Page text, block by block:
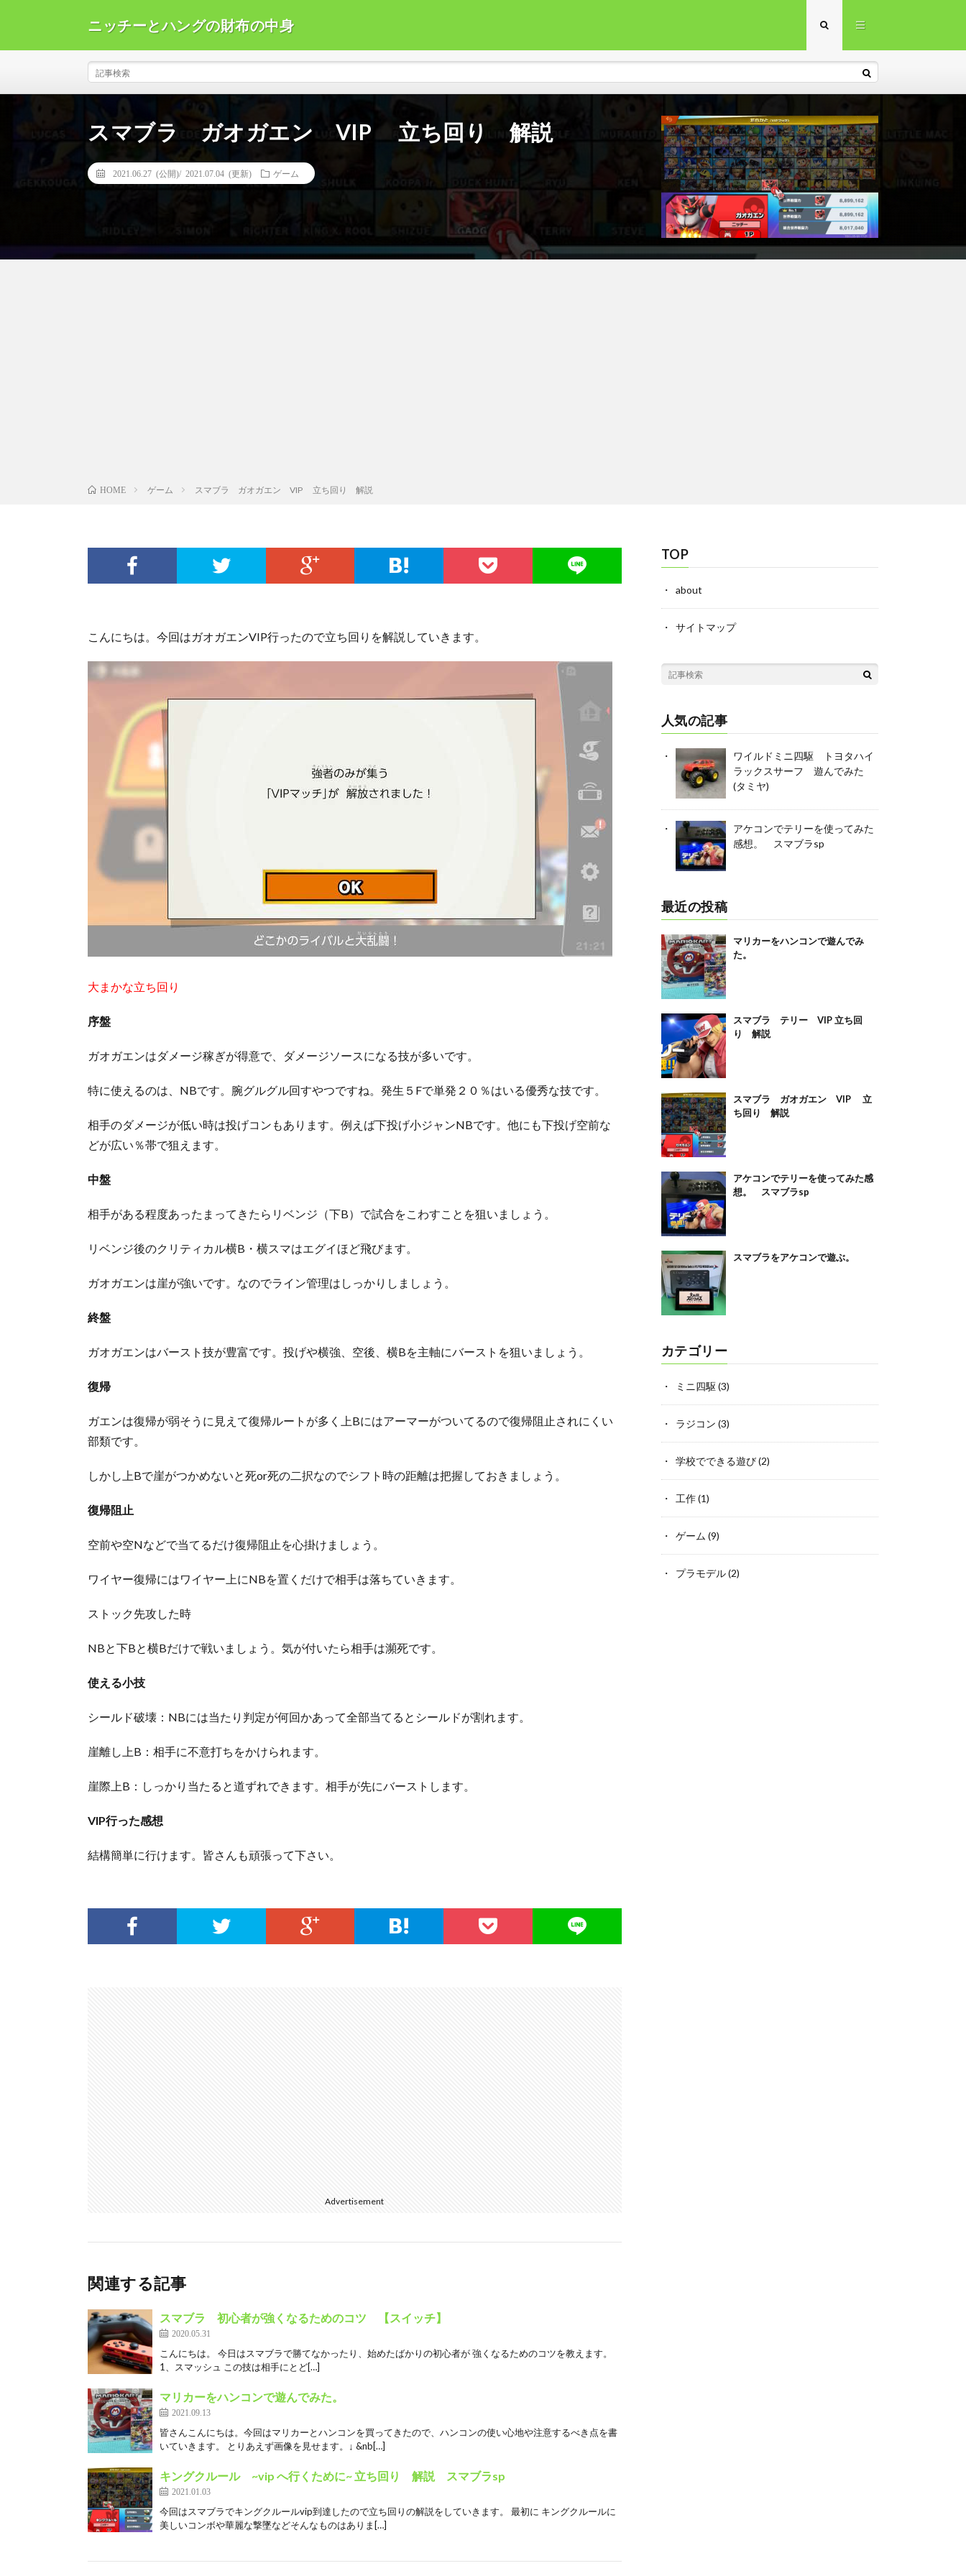
ニッチーとハングの財布の中身
スマブラ ガオガエン VIP 立ち回り 解説
2021.06.27 (公開)/ 2021.07.04 (更新) ゲーム
HOME ゲーム スマブラ ガオガエン VIP 立ち回り 解説
こんにちは。今回はガオガエンVIP行ったので立ち回りを解説していきます。
大まかな立ち回り
序盤
ガオガエンはダメージ稼ぎが得意で、ダメージソースになる技が多いです。
特に使えるのは、NBです。腕グルグル回すやつですね。発生５Fで単発２０％はいる優秀な技です。
相手のダメージが低い時は投げコンもあります。例えば下投げ小ジャンNBです。他にも下投げ空前な
どが広い％帯で狙えます。
中盤
相手がある程度あったまってきたらリベンジ（下B）で試合をこわすことを狙いましょう。
リベンジ後のクリティカル横B・横スマはエグイほど飛びます。
ガオガエンは崖が強いです。なのでライン管理はしっかりしましょう。
終盤
ガオガエンはバースト技が豊富です。投げや横強、空後、横Bを主軸にバーストを狙いましょう。
復帰
ガエンは復帰が弱そうに見えて復帰ルートが多く上Bにはアーマーがついてるので復帰阻止されにくい
部類です。
しかし上Bで崖がつかめないと死or死の二択なのでシフト時の距離は把握しておきましょう。
復帰阻止
空前や空Nなどで当てるだけ復帰阻止を心掛けましょう。
ワイヤー復帰にはワイヤー上にNBを置くだけで相手は落ちていきます。
ストック先攻した時
NBと下Bと横Bだけで戦いましょう。気が付いたら相手は瀕死です。
使える小技
シールド破壊：NBには当たり判定が何回かあって全部当てるとシールドが割れます。
崖離し上B：相手に不意打ちをかけられます。
崖際上B：しっかり当たると道ずれできます。相手が先にバーストします。
VIP行った感想
結構簡単に行けます。皆さんも頑張って下さい。
Advertisement
関連する記事
スマブラ 初心者が強くなるためのコツ 【スイッチ】
2020.05.31
こんにちは。 今日はスマブラで勝てなかったり、始めたばかりの初心者が 強くなるためのコツを教えます。
1、スマッシュ この技は相手にとど[…]
マリカーをハンコンで遊んでみた。
2021.09.13
皆さんこんにちは。今回はマリカーとハンコンを買ってきたので、ハンコンの使い心地や注意するべき点を書
いていきます。 とりあえず画像を見せます。↓ &nb[…]
キングクルール ~vip へ行くために~ 立ち回り 解説 スマブラsp
2021.01.03
今回はスマブラでキングクルールvip到達したので立ち回りの解説をしていきます。 最初に キングクルールに
美しいコンボや華麗な撃墜などそんなものはありま[…]
TOP
about
サイトマップ
人気の記事
ワイルドミニ四駆 トヨタハイ
ラックスサーフ 遊んでみた
(タミヤ)
アケコンでテリーを使ってみた
感想。 スマブラsp
最近の投稿
マリカーをハンコンで遊んでみ
た。
スマブラ テリー VIP 立ち回
り 解説
スマブラ ガオガエン VIP 立
ち回り 解説
アケコンでテリーを使ってみた感
想。 スマブラsp
スマブラをアケコンで遊ぶ。
カテゴリー
ミニ四駆(3)
ラジコン (3)
学校でできる遊び(2)
工作(1)
ゲーム (9)
プラモデル(2)